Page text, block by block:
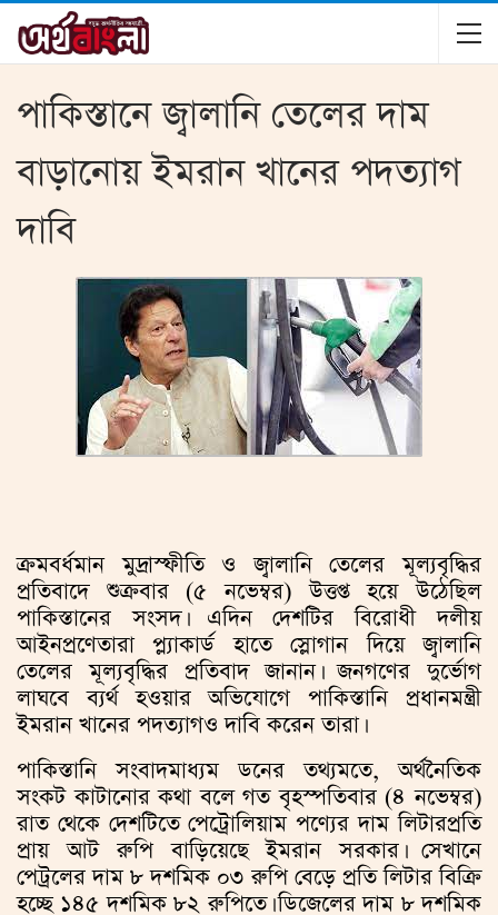
পাকিস্তানে জ্বালানি তেলের দাম
বাড়ানোয় ইমরান খানের পদত্যাগ
দাবি
ক্রমবর্ধমান মুদ্রাস্ফীতি ও জ্বালানি তেলের মূল্যবৃদ্ধির
প্রতিবাদে শুক্রবার (৫ নভেম্বর) উত্তপ্ত হয়ে উঠেছিল
পাকিস্তানের সংসদ। এদিন দেশটির বিরোধী দলীয়
আইনপ্রণেতারা প্ল্যাকার্ড হাতে স্লোগান দিয়ে জ্বালানি
তেলের মূল্যবৃদ্ধির প্রতিবাদ জানান। জনগণের দুর্ভোগ
লাঘবে ব্যর্থ হওয়ার অভিযোগে পাকিস্তানি প্রধানমন্ত্রী
ইমরান খানের পদত্যাগও দাবি করেন তারা।
পাকিস্তানি সংবাদমাধ্যম ডনের তথ্যমতে, অর্থনৈতিক
সংকট কাটানোর কথা বলে গত বৃহস্পতিবার (৪ নভেম্বর)
রাত থেকে দেশটিতে পেট্রোলিয়াম পণ্যের দাম লিটারপ্রতি
প্রায় আট রুপি বাড়িয়েছে ইমরান সরকার। সেখানে
পেট্রলের দাম ৮ দশমিক ০৩ রুপি বেড়ে প্রতি লিটার বিক্রি
হচ্ছে ১৪৫ দশমিক ৮২ রুপিতে। ডিজেলের দাম ৮ দশমিক